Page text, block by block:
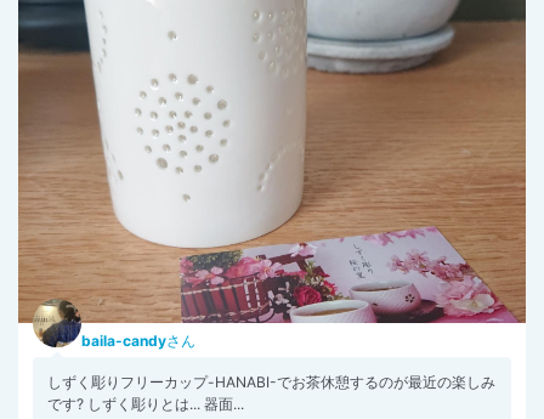
baila-candyさん
しずく彫りフリーカップ-HANABI-でお茶休憩するのが最近の楽しみ
です? しずく彫りとは... 器面...